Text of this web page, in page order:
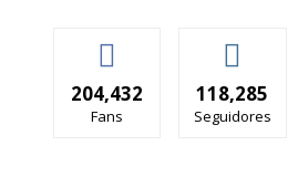
204,432
Fans
118,285
Seguidores